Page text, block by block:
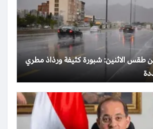
طقس الاثنين: شبورة كثيفة ورذاذ مطري